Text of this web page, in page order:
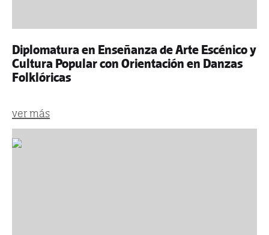
Diplomatura en Enseñanza de Arte Escénico y
Cultura Popular con Orientación en Danzas
Folklóricas
ver más